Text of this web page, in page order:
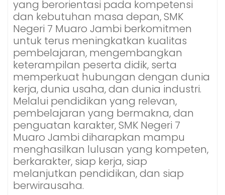
yang berorientasi pada kompetensi
dan kebutuhan masa depan, SMK
Negeri 7 Muaro Jambi berkomitmen
untuk terus meningkatkan kualitas
pembelajaran, mengembangkan
keterampilan peserta didik, serta
memperkuat hubungan dengan dunia
kerja, dunia usaha, dan dunia industri.
Melalui pendidikan yang relevan,
pembelajaran yang bermakna, dan
penguatan karakter, SMK Negeri 7
Muaro Jambi diharapkan mampu
menghasilkan lulusan yang kompeten,
berkarakter, siap kerja, siap
melanjutkan pendidikan, dan siap
berwirausaha.